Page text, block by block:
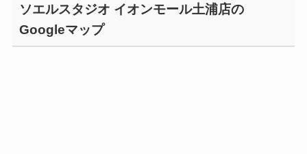
ソエルスタジオ イオンモール土浦店の
Googleマップ